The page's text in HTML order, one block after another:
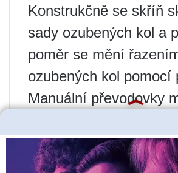
Konstrukčně se skříň
sady ozubených kol a
poměr se mění
ozubených kol pomocí
Manuální převodovky
vybaveny různým
Nejoblíbenější je
převodovka.